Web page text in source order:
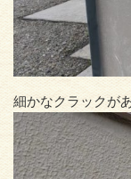
細かなクラックが